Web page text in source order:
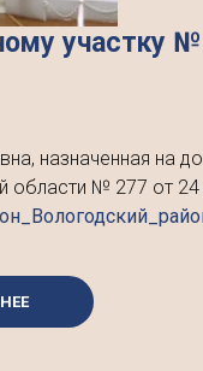
участку
назначенная на
области № 277 от